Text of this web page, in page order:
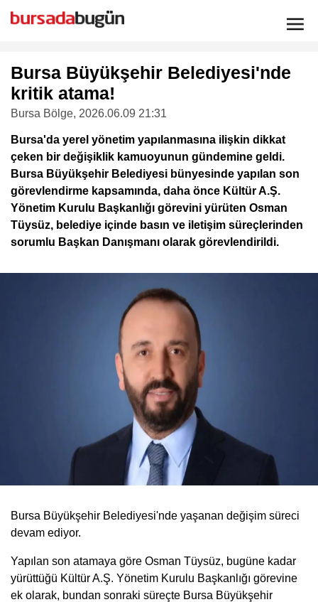
Bursa Büyükşehir Belediyesi'nde
kritik atama!
Bursa Bölge, 2026.06.09 21:31
Bursa'da yerel yönetim yapılanmasına ilişkin dikkat
çeken bir değişiklik kamuoyunun gündemine geldi.
Bursa Büyükşehir Belediyesi bünyesinde yapılan son
görevlendirme kapsamında, daha önce Kültür A.Ş.
Yönetim Kurulu Başkanlığı görevini yürüten Osman
Tüysüz, belediye içinde basın ve iletişim süreçlerinden
sorumlu Başkan Danışmanı olarak görevlendirildi.
Bursa Büyükşehir Belediyesi'nde yaşanan değişim süreci
devam ediyor.
Yapılan son atamaya göre Osman Tüysüz, bugüne kadar
yürüttüğü Kültür A.Ş. Yönetim Kurulu Başkanlığı görevine
ek olarak, bundan sonraki süreçte Bursa Büyükşehir